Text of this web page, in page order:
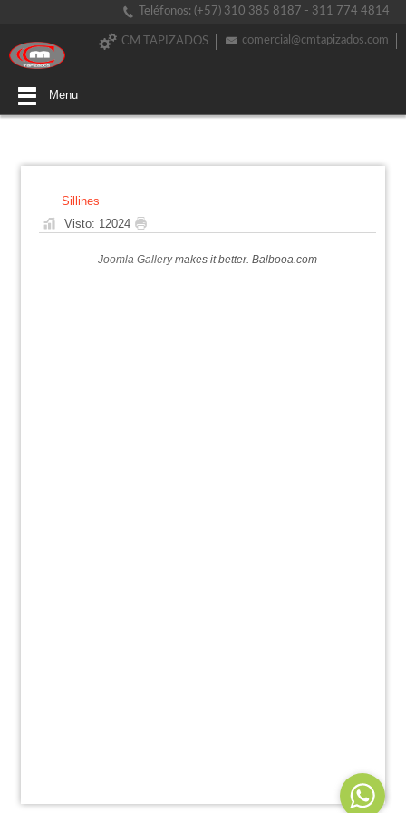
Teléfonos: (+57) 310 385 8187 - 311 774 4814
comercial@cmtapizados.com
CM TAPIZADOS
Menu
Sillines
Visto: 12024
Joomla Gallerymakes it better. Balbooa.com